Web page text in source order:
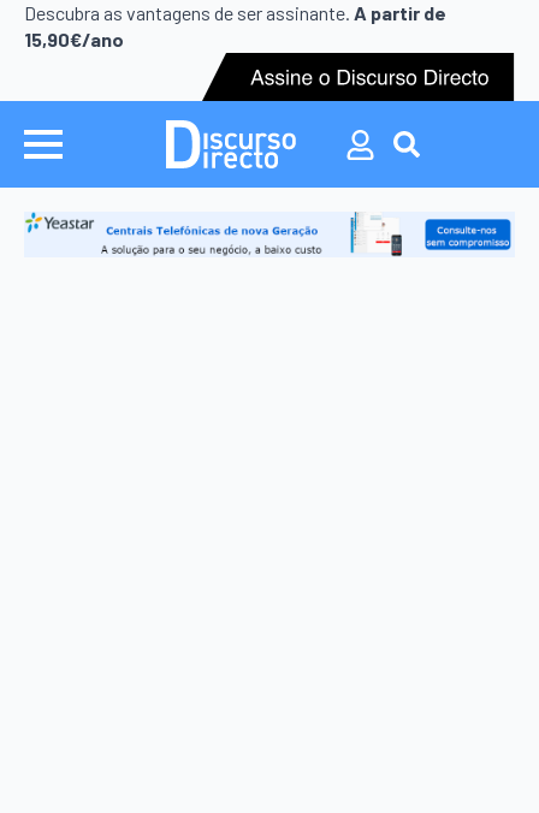
Descubra as vantagens de ser assinante. A partir de
15,90€/ano
Search
for:
Search